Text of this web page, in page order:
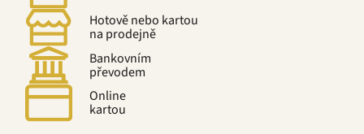
Hotově nebo kartou
na prodejně
Bankovním
převodem
Online
kartou